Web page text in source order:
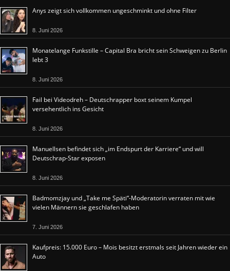
Anys zeigt sich vollkommen ungeschminkt und ohne Filter
8. Juni 2026
Monatelange Funkstille – Capital Bra bricht sein Schweigen zu Berlin
lebt 3
8. Juni 2026
Fail bei Videodreh – Deutschrapper boxt seinem Kumpel
versehentlich ins Gesicht
8. Juni 2026
Manuellsen befindet sich „im Endspurt der Karriere“ und will
Deutschrap-Star exposen
8. Juni 2026
Badmomzjay und „Take me Späti“-Moderatorin verraten mit wie
vielen Männern sie geschlafen haben
7. Juni 2026
Kaufpreis: 15.000 Euro – Mois besitzt erstmals seit Jahren wieder ein
Auto